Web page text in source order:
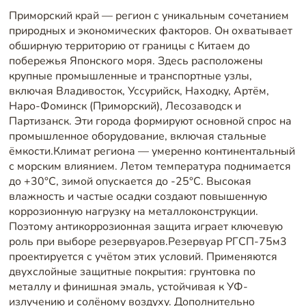
Приморский край — регион с уникальным сочетанием
природных и экономических факторов. Он охватывает
обширную территорию от границы с Китаем до
побережья Японского моря. Здесь расположены
крупные промышленные и транспортные узлы,
включая Владивосток, Уссурийск, Находку, Артём,
Наро-Фоминск (Приморский), Лесозаводск и
Партизанск. Эти города формируют основной спрос на
промышленное оборудование, включая стальные
ёмкости.Климат региона — умеренно континентальный
с морским влиянием. Летом температура поднимается
до +30°C, зимой опускается до -25°C. Высокая
влажность и частые осадки создают повышенную
коррозионную нагрузку на металлоконструкции.
Поэтому антикоррозионная защита играет ключевую
роль при выборе резервуаров.Резервуар РГСП-75м3
проектируется с учётом этих условий. Применяются
двухслойные защитные покрытия: грунтовка по
металлу и финишная эмаль, устойчивая к УФ-
излучению и солёному воздуху. Дополнительно